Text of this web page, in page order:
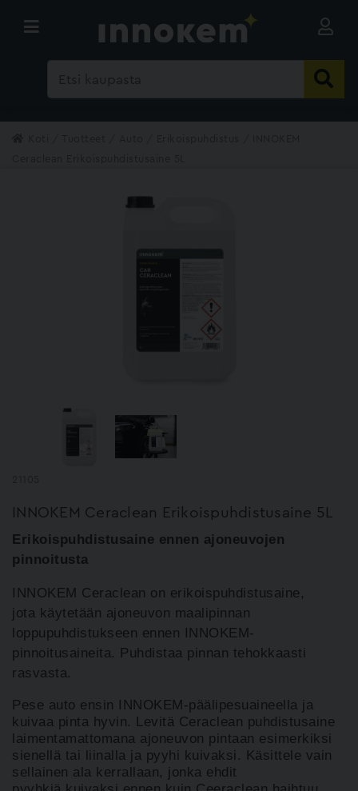
INNOKEM Ceraclean Erikoispuhdistusaine 5L
Erikoispuhdistusaine ennen ajoneuvojen
pinnoitusta
INNOKEM Ceraclean on erikoispuhdistusaine,
jota käytetään ajoneuvon maalipinnan
loppupuhdistukseen ennen INNOKEM-
pinnoitusaineita. Puhdistaa pinnan tehokkaasti
rasvasta.
Pese auto ensin INNOKEM-päälipesuaineella ja
kuivaa pinta hyvin. Levitä Ceraclean puhdistusaine
laimentamattomana ajoneuvon pintaan esimerkiksi
sienellä tai liinalla ja pyyhi kuivaksi. Käsittele vain
sellainen ala kerrallaan, jonka ehdit